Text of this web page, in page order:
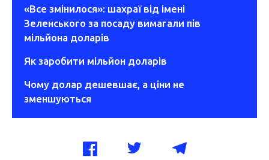
«Все змінилося»: шахраї від імені
Зеленського за посаду вимагали пів
мільйона доларів
Як заробити мільйон доларів
Чому долар дешевшає, а ціни не
зменшуються